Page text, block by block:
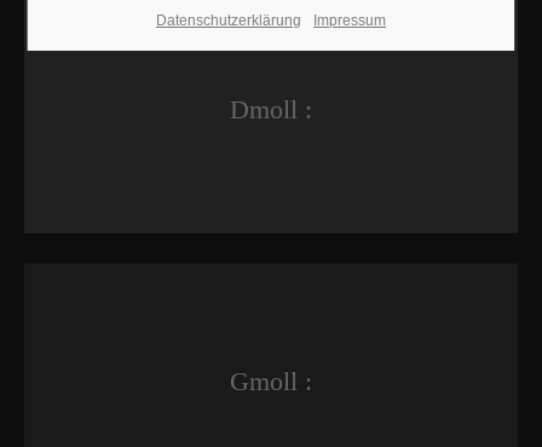
Dmoll :
Gmoll :
Datenschutzerklärung Impressum